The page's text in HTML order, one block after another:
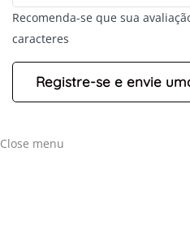
Recomenda-se que sua
caracteres
Close menu